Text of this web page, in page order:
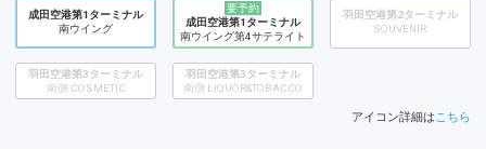
成田空港第1ターミナル
南ウイング
要予約
成田空港第1ターミナル
南ウイング第4サテライト
羽田空港第2ターミナル
SOUVENIR
羽田空港第3ターミナル
南側 COSMETIC
羽田空港第3ターミナル
南側 LIQUOR&TOBACCO
アイコン詳細はこちら